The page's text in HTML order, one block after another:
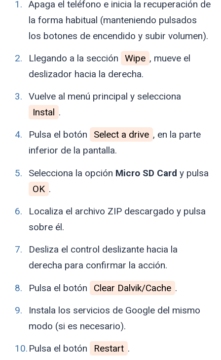
Apaga el teléfono e inicia la recuperación de
la forma habitual (manteniendo pulsados
los botones de encendido y subir volumen).
Llegando a la sección
Wipe , mueve el
deslizador hacia la derecha.
Vuelve al menú principal y selecciona
Instal .
Pulsa el botón
Select a drive , en la parte
inferior de la pantalla.
Selecciona la opción Micro SD Card y pulsa
OK .
Localiza el archivo ZIP descargado y pulsa
sobre él.
Desliza el control deslizante hacia la
derecha para confirmar la acción.
Pulsa el botón
Clear Dalvik/Cache .
Instala los servicios de Google del mismo
modo (si es necesario).
Pulsa el botón
Restart .